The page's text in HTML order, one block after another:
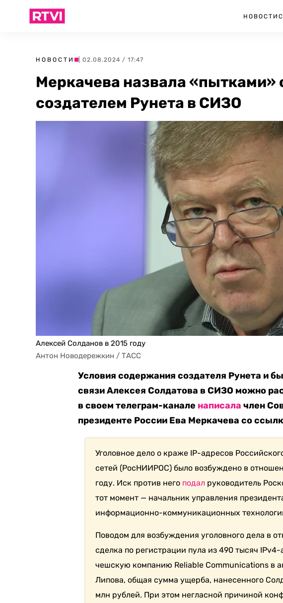
НОВОСТИ
НОВОСТИ | 02.08.2024 / 17:47
Меркачева назвала «пытками»
создателем Рунета в СИЗО
Алексей Солданов в 2015 году
Антон Новодережкин / ТАСС
Условия содержания создателя Рунета и
связи Алексея Солдатова в СИЗО можно
в своем телеграм-канале написала член
президенте России Ева Меркачева со
Уголовное дело о краже IP-адресов
сетей (РосНИИРОС) было возбуждено в
году. Иск против него подал руководитель
тот момент — начальник управления
информационно-коммуникационных
Поводом для возбуждения уголовного дела в
сделка по регистрации пула из 490 тысяч
чешскую компанию Reliable Communications в
Липова, общая сумма ущерба, нанесенного
млн рублей. При этом негласной причиной